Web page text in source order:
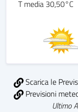
T media 30,50°C
Scarica le
Previsioni
Ultimo